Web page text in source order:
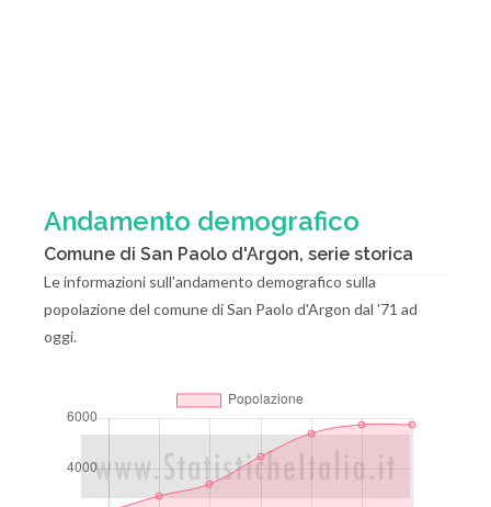
Andamento demografico
Comune di San Paolo d'Argon, serie storica
Le informazioni sull'andamento demografico sulla
popolazione del comune di San Paolo d'Argon dal '71 ad
oggi.